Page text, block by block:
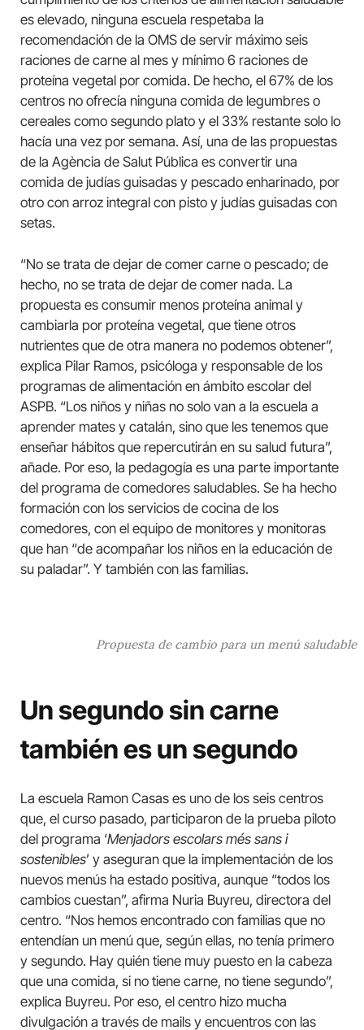
es elevado, ninguna escuela respetaba la
recomendación de la OMS de servir máximo seis
raciones de carne al mes y mínimo 6 raciones de
proteína vegetal por comida. De hecho, el 67% de los
centros no ofrecía ninguna comida de legumbres o
cereales como segundo plato y el 33% restante solo lo
hacía una vez por semana. Así, una de las propuestas
de la Agència de Salut Pública es convertir una
comida de judías guisadas y pescado enharinado, por
otro con arroz integral con pisto y judías guisadas con
setas.
“No se trata de dejar de comer carne o pescado; de
hecho, no se trata de dejar de comer nada. La
propuesta es consumir menos proteína animal y
cambiarla por proteína vegetal, que tiene otros
nutrientes que de otra manera no podemos obtener”,
explica Pilar Ramos, psicóloga y responsable de los
programas de alimentación en ámbito escolar del
ASPB. “Los niños y niñas no solo van a la escuela a
aprender mates y catalán, sino que les tenemos que
enseñar hábitos que repercutirán en su salud futura”,
añade. Por eso, la pedagogía es una parte importante
del programa de comedores saludables. Se ha hecho
formación con los servicios de cocina de los
comedores, con el equipo de monitores y monitoras
que han “de acompañar los niños en la educación de
su paladar”. Y también con las familias.
Propuesta de cambio para un menú saludable
Un segundo sin carne
también es un segundo
La escuela Ramon Casas es uno de los seis centros
que, el curso pasado, participaron de la prueba piloto
del programa ‘Menjadors escolars més sans i
sostenibles’ y aseguran que la implementación de los
nuevos menús ha estado positiva, aunque “todos los
cambios cuestan”, afirma Nuria Buyreu, directora del
centro. “Nos hemos encontrado con familias que no
entendían un menú que, según ellas, no tenía primero
y segundo. Hay quién tiene muy puesto en la cabeza
que una comida, si no tiene carne, no tiene segundo”,
explica Buyreu. Por eso, el centro hizo mucha
divulgación a través de mails y encuentros con las